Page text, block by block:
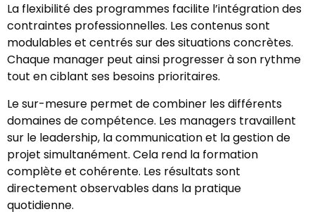
La flexibilité des programmes facilite l’intégration des
contraintes professionnelles. Les contenus sont
modulables et centrés sur des situations concrètes.
Chaque manager peut ainsi progresser à son rythme
tout en ciblant ses besoins prioritaires.
Le sur-mesure permet de combiner les différents
domaines de compétence. Les managers travaillent
sur le leadership, la communication et la gestion de
projet simultanément. Cela rend la formation
complète et cohérente. Les résultats sont
directement observables dans la pratique
quotidienne.